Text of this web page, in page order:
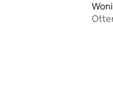
5, 19 recensies